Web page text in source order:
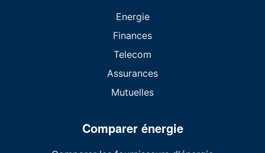
Energie
Finances
Telecom
Assurances
Mutuelles
Comparer énergie